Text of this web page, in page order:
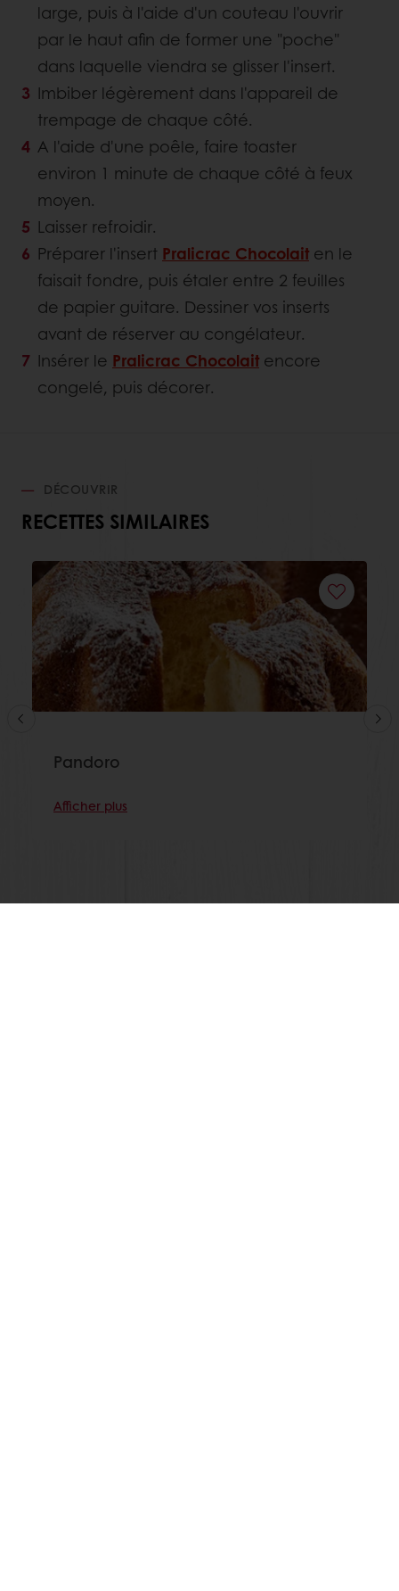
large, puis à l'aide d'un couteau l'ouvrir
par le haut afin de former une "poche"
dans laquelle viendra se glisser l'insert.
Imbiber légèrement dans l'appareil de
trempage de chaque côté.
A l'aide d'une poêle, faire toaster
environ 1 minute de chaque côté à feux
moyen.
Laisser refroidir.
Préparer l'insert Pralicrac Chocolait en le
faisait fondre, puis étaler entre 2 feuilles
de papier guitare. Dessiner vos inserts
avant de réserver au congélateur.
Insérer le Pralicrac Chocolait encore
congelé, puis décorer.
DÉCOUVRIR
RECETTES SIMILAIRES
Pandoro
Afficher plus